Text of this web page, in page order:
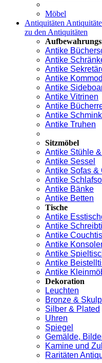
Möbel
Antiquitäten
zu den Antiquitäten
Antike
Antike
Antike
Antike
Antike
Antike Vitrinen
Antike
Antike
Antike Truhen
Sitzmöbel
Antike Stühle
Antike Sessel
Antike Sofas &
Antike
Antike Bänke
Antike Betten
Tische
Antike
Antike
Antike
Antike
Antike
Antike
Antike
Dekoration
Leuchten
Bronze &
Silber & Plated
Uhren
Spiegel
Gemälde,
Kamine und
Raritäten